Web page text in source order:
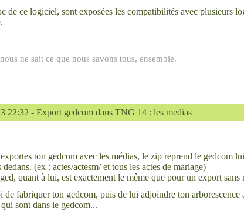
de ce logiciel, sont exposées les compatibilités avec plusieurs
ne sait ce que nous savons tous, ensemble.
22:32 - Export gedcom dans TNG 14 : les medias
ton gedcom avec les médias, le zip reprend le gedcom
(ex : actes/actesm/ et tous les actes de mariage)
quant à lui, est exactement le même que pour un export sans
de fabriquer ton gedcom, puis de lui adjoindre ton arborescence
sont dans le gedcom...